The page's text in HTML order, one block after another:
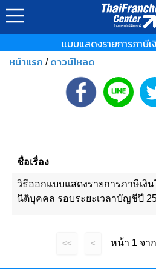
แบบแสดงรายการภาษี
หน้าแรก / ดาวน์โหลด
ชื่อเรื่อง
วิธีออกแบบแสดงรายการภาษีเงิน
นิติบุคคล รอบระยะเวลาบัญชีปี
<< < หน้า 1 จา